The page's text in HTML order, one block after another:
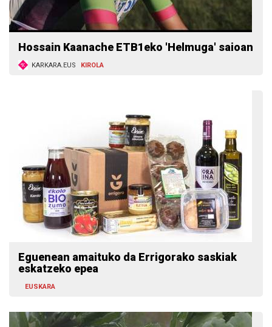
Hossain Kaanache ETB1eko 'Helmuga' saioan
KARKARA.EUS KIROLA
Eguenean amaituko da Errigorako saskiak
eskatzeko epea
EUSKARA